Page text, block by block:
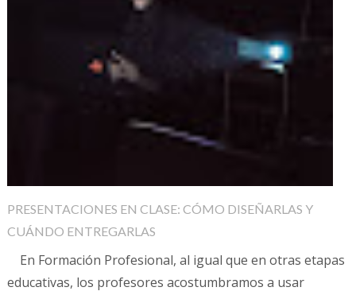
PRESENTACIONES EN CLASE: CÓMO DISEÑARLAS Y
CUÁNDO ENTREGARLAS
En Formación Profesional, al igual que en otras etapas
educativas, los profesores acostumbramos a usar